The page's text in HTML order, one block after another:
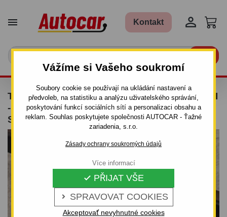
Vážíme si Vašeho soukromí
Soubory cookie se používají na ukládání nastavení a
předvoleb, na statistiku a analýzu uživatelského správání,
poskytování funkcí sociálních sítí a personalizaci obsahu a
reklam. Souhlas poskytujete společnosti AUTOCAR - Ťažné
zariadenia, s.r.o.
Zásady ochrany soukromých údajů
 SPRAVOVAT COOKIES
 PŘIJAT VŠE
Akceptovať nevyhnutné cookies
Více informací
 Kontakt 
TAŽNÉ ZAŘÍZENÍ PRO CHEVROLET LACETTI
- COMBI - ODNÍMATELNÝ BAJONETOVÝ
SYSTÉM - OD 2005